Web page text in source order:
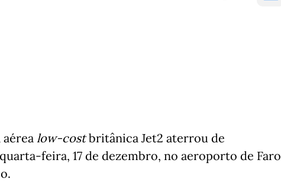
aérea low-costbritânica Jet2 aterrou de
feira, 17 de dezembro, no aeroporto de Faro